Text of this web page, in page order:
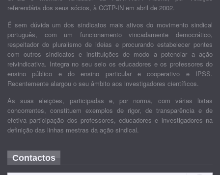
referendária dos seus sócios, à CGTP-IN em abril de 2002.
É sem dúvida um dos sindicatos mais ativos do movimento sindical
português, com um funcionamento vincadamente democrático,
respeitador do pluralismo de ideias e procurando estabelecer pontes
com outros sindicatos e instituições de modo a potenciar a ação
reivindicativa. Integra no seu seio os educadores e os professores do
ensino público e do ensino particular e cooperativo e IPSS.
Recentemente alargou o seu âmbito aos investigadores científicos.
As suas eleições, participadas e, por norma, com várias listas
concorrentes, constituem exemplos de rigor, de transparência e de
efetiva participação dos professores, educadores e investigadores na
definição das linhas mestras da ação sindical.
Contactos